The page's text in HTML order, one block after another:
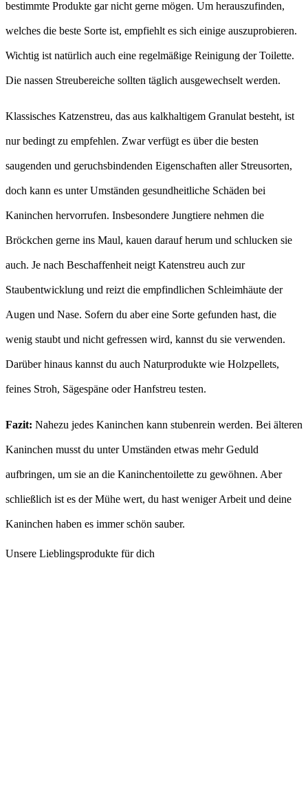
bestimmte Produkte gar nicht gerne mögen. Um herauszufinden,
welches die beste Sorte ist, empfiehlt es sich einige auszuprobieren.
Wichtig ist natürlich auch eine regelmäßige Reinigung der Toilette.
Die nassen Streubereiche sollten täglich ausgewechselt werden.
Klassisches Katzenstreu, das aus kalkhaltigem Granulat besteht, ist
nur bedingt zu empfehlen. Zwar verfügt es über die besten
saugenden und geruchsbindenden Eigenschaften aller Streusorten,
doch kann es unter Umständen gesundheitliche Schäden bei
Kaninchen hervorrufen. Insbesondere Jungtiere nehmen die
Bröckchen gerne ins Maul, kauen darauf herum und schlucken sie
auch. Je nach Beschaffenheit neigt Katenstreu auch zur
Staubentwicklung und reizt die empfindlichen Schleimhäute der
Augen und Nase. Sofern du aber eine Sorte gefunden hast, die
wenig staubt und nicht gefressen wird, kannst du sie verwenden.
Darüber hinaus kannst du auch Naturprodukte wie Holzpellets,
feines Stroh, Sägespäne oder Hanfstreu testen.
Fazit: Nahezu jedes Kaninchen kann stubenrein werden. Bei älteren
Kaninchen musst du unter Umständen etwas mehr Geduld
aufbringen, um sie an die Kaninchentoilette zu gewöhnen. Aber
schließlich ist es der Mühe wert, du hast weniger Arbeit und deine
Kaninchen haben es immer schön sauber.
Unsere Lieblingsprodukte für dich